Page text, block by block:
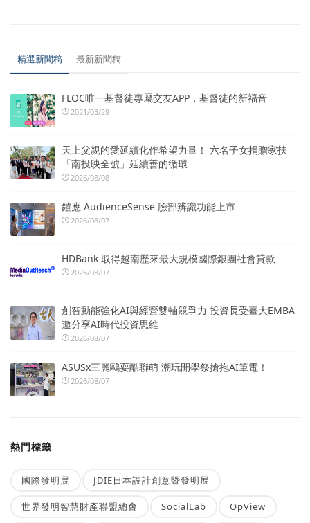
精選新聞稿 最新新聞稿
FLOC唯一基督徒專屬交友APP，基督徒的新福音
2021/03/29
天上父親的愛延續化作希望力量！ 六名子女捐贈家扶
「南投映全號」延續善的循環
2026/08/08
鎧應 AudienceSense 臉部辨識功能上市
2026/08/07
HDBank 取得越南歷來最大規模國際銀團社會貸款
2026/08/07
創智動能強化AI與經營雙軸競爭力 投資長受臺大EMBA
邀分享AI時代投資思維
2026/08/07
ASUSx三麗鷗耍酷聯萌 潮玩開學祭搶抱AI筆電！
2026/08/07
熱門標籤
國際發明展 JDIE日本設計創意暨發明展
世界發明智慧財產聯盟總會 SocialLab OpView